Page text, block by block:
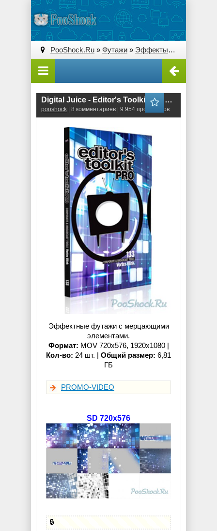
PooShock.Ru » Футажи » Эффекты» Digital Juice
Digital Juice - Editor's Toolkit Pro Single 133: Vortex Blink
pooshock | 8 комментариев | 9 954 просмотров
Эффектные футажи с мерцающими
элементами.
Формат: MOV 720x576, 1920x1080 |
Кол-во: 24 шт. | Общий размер: 6,81
ГБ
PROMO-VIDEO
SD 720x576
🔒